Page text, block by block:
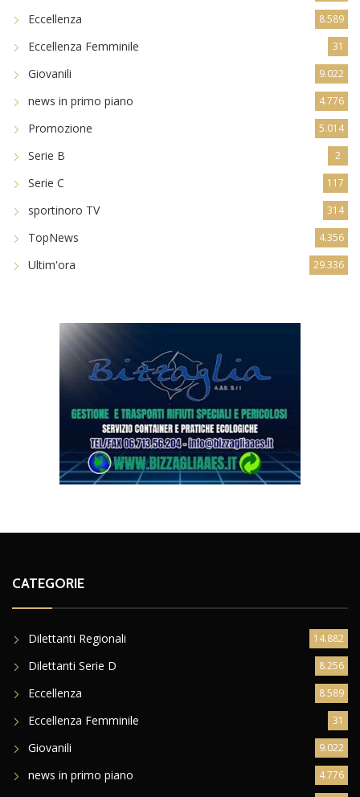
Giovanili 9.022
news in primo piano 4.776
Promozione 5.014
Serie B 2
Serie C 117
sportinoro TV 314
TopNews 4.356
Ultim'ora 29.336
Dilettanti Regionali
Dilettanti Serie D 8.256
Eccellenza 8.589
Eccellenza Femminile 31
Giovanili 9.022
news in primo piano 4.776
Promozione 5.014
Serie B 2